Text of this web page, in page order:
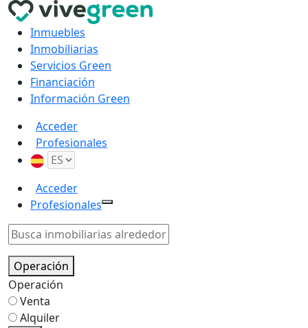
Inmuebles
Inmobiliarias
Servicios Green
Financiación
Información Green
Acceder
Profesionales
Acceder
Profesionales
Operación
Operación
Venta
Alquiler